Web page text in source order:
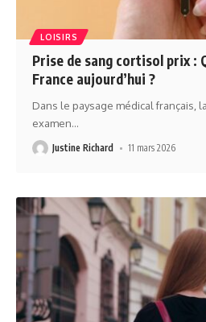
LOISIRS
Prise de sang cortisol prix :
France aujourd’hui ?
Dans le paysage médical français,
examen…
Justine Richard 11 mars 2026